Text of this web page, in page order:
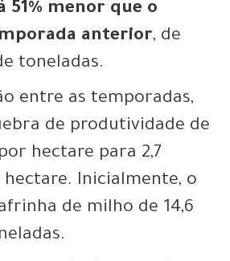
51% menor que o
anterior, de
toneladas.
entre as temporadas,
de produtividade de
hectare para 2,7
Inicialmente, o
de milho de 14,6